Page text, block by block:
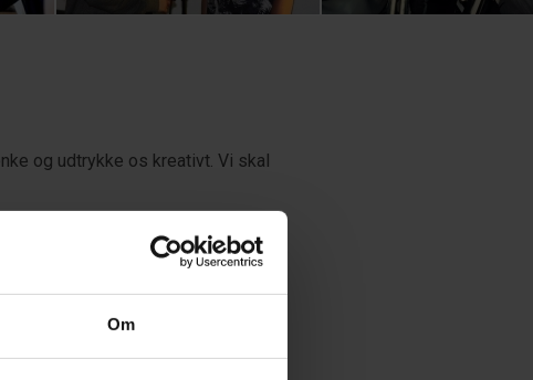
Om
og udtrykke os kreativt. Vi skal